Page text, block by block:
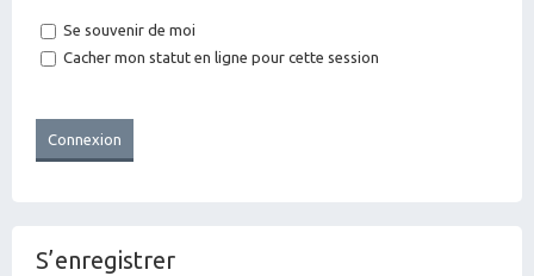
Se souvenir de moi
Cacher mon statut en ligne pour cette session
S’enregistrer